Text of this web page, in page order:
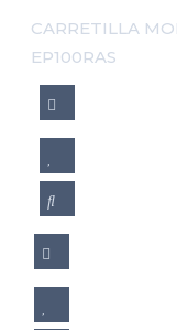
CARRETILLA
EP100RAS